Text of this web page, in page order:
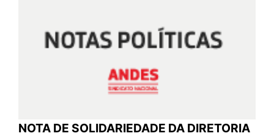
NOTA DE SOLIDARIEDADE DA DIRETORIA